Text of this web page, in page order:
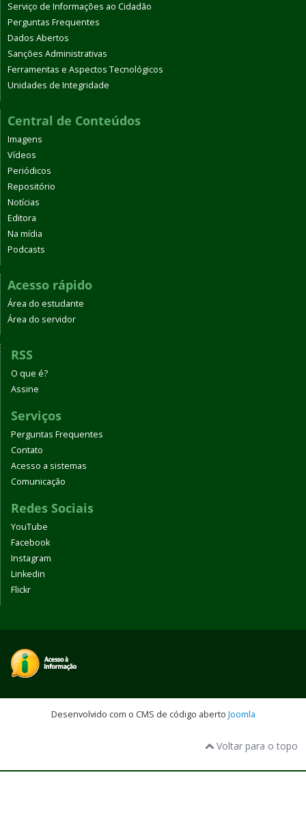
Serviço de Informações ao Cidadão
Perguntas Frequentes
Dados Abertos
Sanções Administrativas
Ferramentas e Aspectos Tecnológicos
Unidades de Integridade
Central de Conteúdos
Imagens
Vídeos
Periódicos
Repositório
Notícias
Editora
Na mídia
Podcasts
Acesso rápido
Área do estudante
Área do servidor
RSS
O que é?
Assine
Serviços
Perguntas Frequentes
Contato
Acesso a sistemas
Comunicação
Redes Sociais
YouTube
Facebook
Instagram
Linkedin
Flickr
Desenvolvido com o CMS de código aberto Joomla
Voltar para o topo